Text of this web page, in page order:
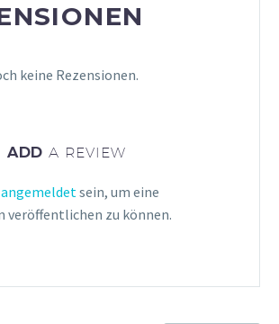
keine Rezensionen.
ADDA REVIEW
angemeldet sein, um eine
veröffentlichen zu können.